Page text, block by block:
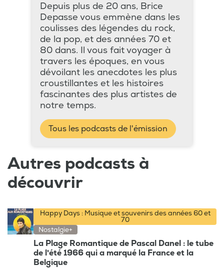
Depuis plus de 20 ans, Brice
Depasse vous emmène dans les
coulisses des légendes du rock,
de la pop, et des années 70 et
80 dans. Il vous fait voyager à
travers les époques, en vous
dévoilant les anecdotes les plus
croustillantes et les histoires
fascinantes des plus artistes de
notre temps.
Tous les podcasts de l'émission
Autres podcasts à
découvrir
Happy Days : Musique et souvenirs des années 60 et
70
Nostalgie+
La Plage Romantique de Pascal Danel : le tube
de l'été 1966 qui a marqué la France et la
Belgique